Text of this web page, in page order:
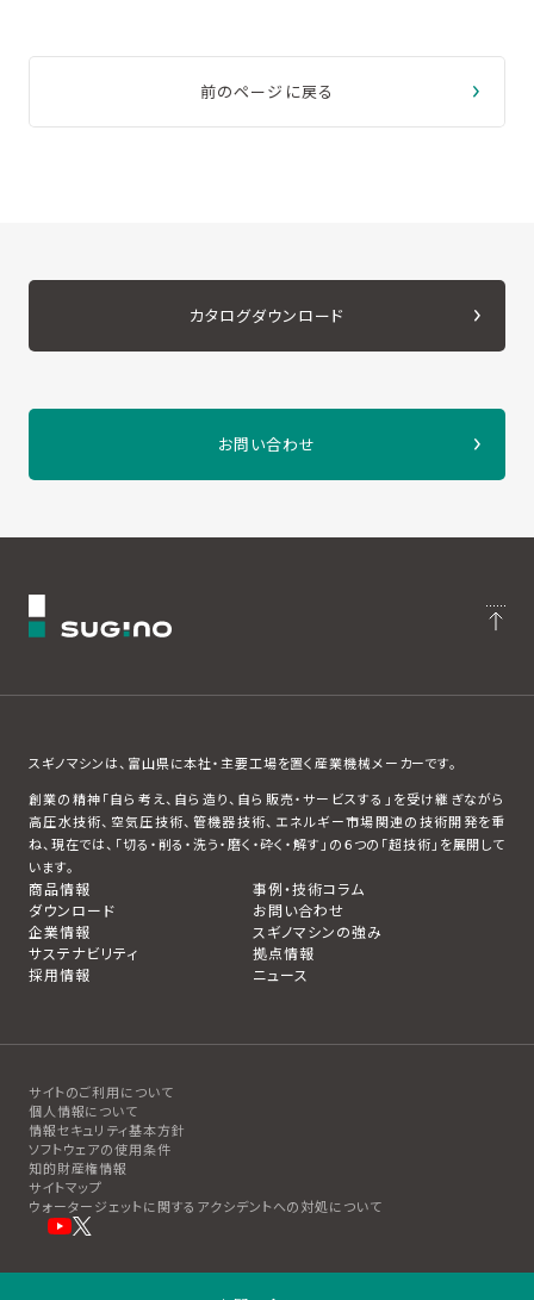
前のページに戻る
カタログダウンロード
お問い合わせ
スギノマシンは、富山県に本社・主要工場を置く産業機械メーカーです。
創業の精神「自ら考え、自ら造り、自ら販売・サービスする」を受け継ぎながら
高圧水技術、空気圧技術、管機器技術、エネルギー市場関連の技術開発を重
ね、現在では、「切る・削る・洗う・磨く・砕く・解す」の６つの「超技術」を展開して
います。
商品情報
事例・技術コラム
ダウンロード
お問い合わせ
企業情報
スギノマシンの強み
サステナビリティ
拠点情報
採用情報
ニュース
サイトのご利用について
個人情報について
情報セキュリティ基本方針
ソフトウェアの使用条件
知的財産権情報
サイトマップ
ウォータージェットに関するアクシデントへの対処について